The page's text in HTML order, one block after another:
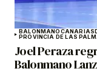
BALONMANOCANARIAS
PROVINCIA DE LAS
Joel Peraza
Balonmano